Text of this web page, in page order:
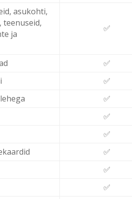
asukohti,
teenuseid,
ja
✅
✅
✅
✅
✅
✅
✅
✅
✅